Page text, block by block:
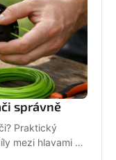
správně
Praktický
mezi hlavami a